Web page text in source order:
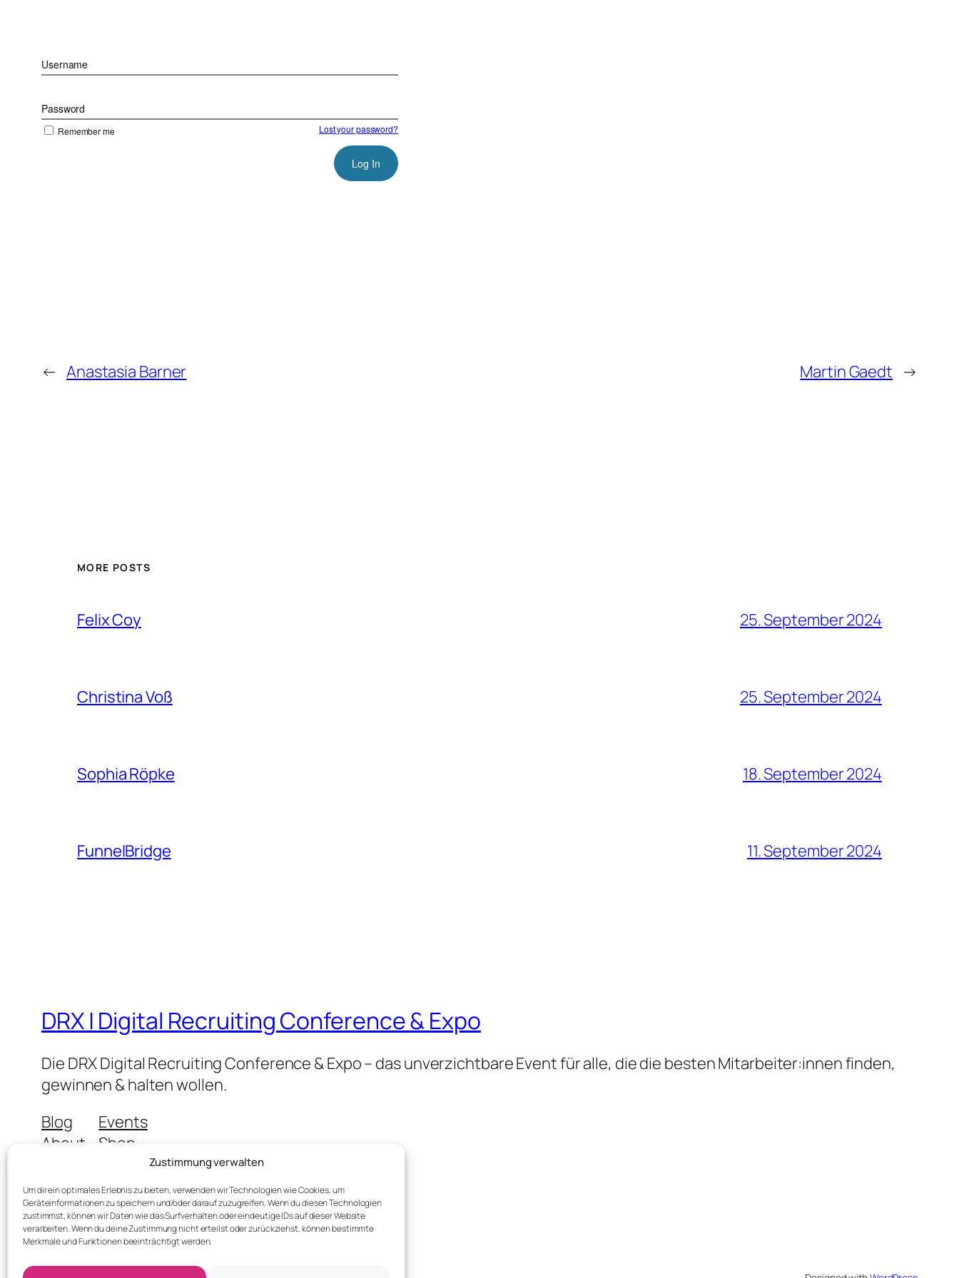
Zustimmung verwalten
Um dir ein optimales Erlebnis zu bieten, verwenden wir Technologien wie Cookies, um
Geräteinformationen zu speichern und/oder darauf zuzugreifen. Wenn du diesen Technologien
zustimmst, können wir Daten wie das Surfverhalten oder eindeutige IDs auf dieser Website
verarbeiten. Wenn du deine Zustimmung nicht erteilst oder zurückziehst, können bestimmte
Merkmale und Funktionen beeinträchtigt werden.
Username
Password
Remember me Lost your password?
← Anastasia Barner Martin Gaedt →
MORE POSTS
Felix Coy 25. September 2024
Christina Voß 25. September 2024
Sophia Röpke 18. September 2024
FunnelBridge 11. September 2024
DRX | Digital Recruiting Conference & Expo
Die DRX Digital Recruiting Conference & Expo – das unverzichtbare Event für alle, die die besten Mitarbeiter:innen finden,
gewinnen & halten wollen.
Blog
About
Authors
Events
Shop
Patterns
Themes